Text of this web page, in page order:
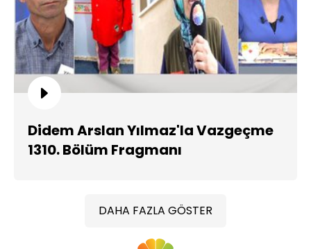
Didem Arslan Yılmaz'la Vazgeçme
1310. Bölüm Fragmanı
DAHA FAZLA GÖSTER